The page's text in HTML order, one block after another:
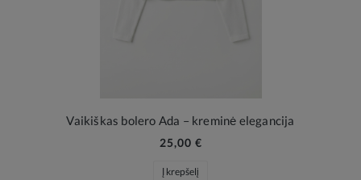
Vaikiškas bolero Ada – kreminė elegancija
25,00 €
Į krepšelį